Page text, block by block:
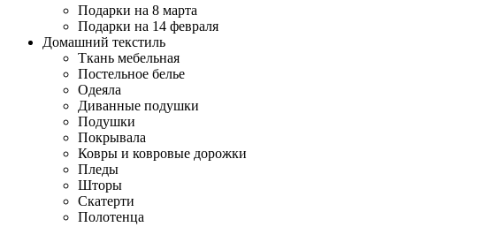
Подарки на 8 марта
Подарки на 14 февраля
Домашний текстиль
Ткань мебельная
Постельное белье
Одеяла
Диванные подушки
Подушки
Покрывала
Ковры и ковровые дорожки
Пледы
Шторы
Скатерти
Полотенца